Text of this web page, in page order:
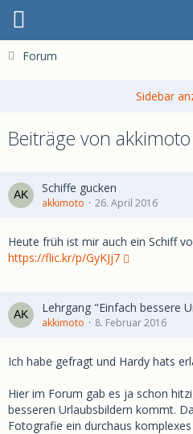
Forum
Beiträge von akkimoto
Schiffe gucken
akkimoto 26. April 2016
Heute früh ist mir auch ein Schiff
https://flic.kr/p/GyKJj7
Lehrgang "Einfach bessere
akkimoto 8. Februar 2016
Ich habe gefragt und Hardy hats
Hier im Forum gab es ja schon
besseren Urlaubsbildern kommt.
Fotografie ein durchaus